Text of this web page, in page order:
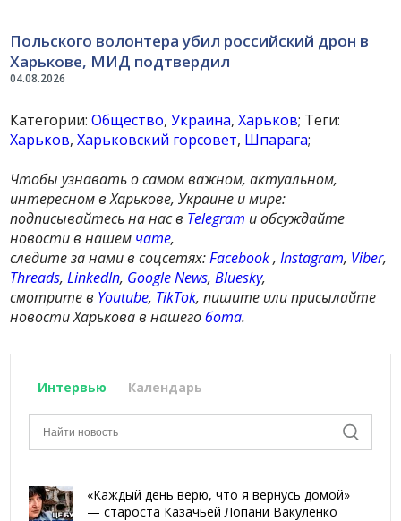
04.08.2026
Польского волонтера убил российский дрон в
Харькове, МИД подтвердил
Категории:Общество,Украина,Харьков; Теги:
Харьков,Харьковский горсовет, Шпарага;
Чтобы узнавать о самом важном, актуальном,
интересном в Харькове, Украине и мире:
подписывайтесь на нас в Telegram и обсуждайте
новости в нашем чате,
следите за нами в соцсетях:Facebook,Instagram, Viber,
Threads,LinkedIn, Google News,Bluesky,
смотрите в Youtube, TikTok, пишите или присылайте
новости Харькова в нашегобота.
Интервью Календарь
«Каждый день верю, что я вернусь домой»
— староста Казачьей Лопани Вакуленко